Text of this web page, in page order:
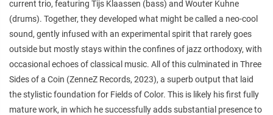
current trio, featuring Tijs Klaassen (bass) and Wouter Kuhne
(drums). Together, they developed what might be called a neo-cool
sound, gently infused with an experimental spirit that rarely goes
outside but mostly stays within the confines of jazz orthodoxy, with
occasional echoes of classical music. All of this culminated in Three
Sides of a Coin (ZenneZ Records, 2023), a superb output that laid
the stylistic foundation for Fields of Color. This is likely his first fully
mature work, in which he successfully adds substantial presence to